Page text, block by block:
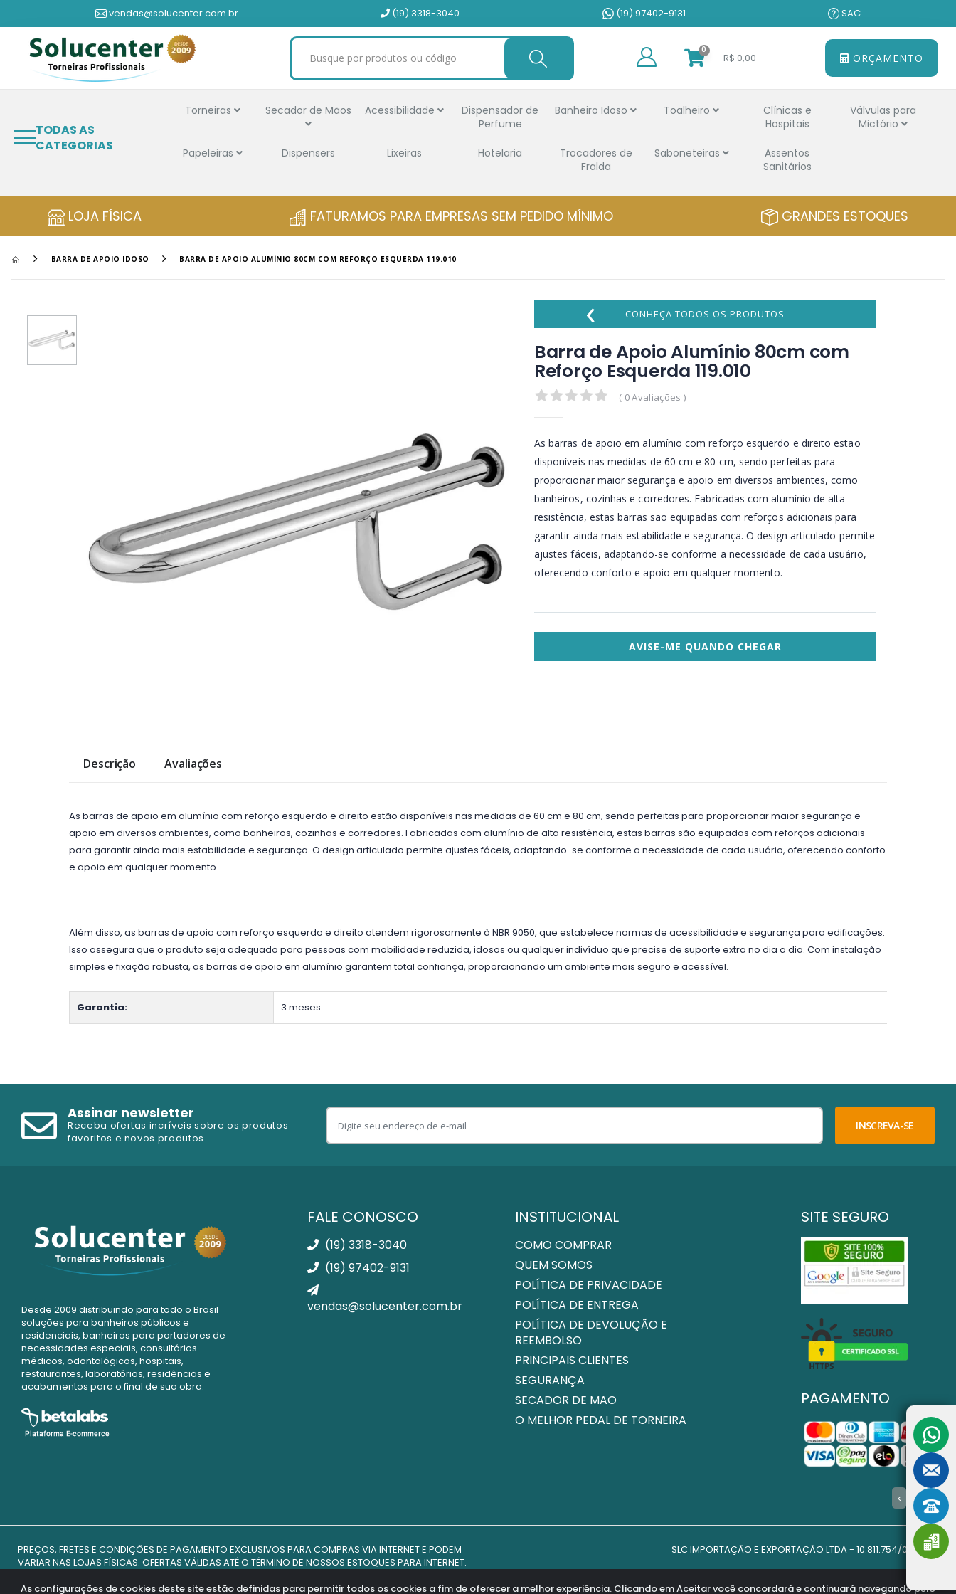
vendas@solucenter.com.br (19) 3318-3040 (19) 97402-9131 SAC
0
R$ 0,00 ORÇAMENTO
TODAS AS
CATEGORIAS
Torneiras Secador de Mãos Acessibilidade
Dispensador de
Perfume
Banheiro Idoso Toalheiro
Clínicas e
Hospitais
Válvulas para
Mictório
Papeleiras Dispensers Lixeiras Hotelaria
Trocadores de
Fralda
Saboneteiras
Assentos
Sanitários
LOJA FÍSICA FATURAMOS PARA EMPRESAS SEM PEDIDO MÍNIMO GRANDES ESTOQUES
BARRA DE APOIO IDOSO BARRA DE APOIO ALUMÍNIO 80CM COM REFORÇO ESQUERDA 119.010
‹ CONHEÇA TODOS OS PRODUTOS
Barra de Apoio Alumínio 80cm com
Reforço Esquerda 119.010
0.0
( 0 Avaliações )
As barras de apoio em alumínio com reforço esquerdo e direito estão
disponíveis nas medidas de 60 cm e 80 cm, sendo perfeitas para
proporcionar maior segurança e apoio em diversos ambientes, como
banheiros, cozinhas e corredores. Fabricadas com alumínio de alta
resistência, estas barras são equipadas com reforços adicionais para
garantir ainda mais estabilidade e segurança. O design articulado permite
ajustes fáceis, adaptando-se conforme a necessidade de cada usuário,
oferecendo conforto e apoio em qualquer momento.
AVISE-ME QUANDO CHEGAR
Descrição Avaliações
As barras de apoio em alumínio com reforço esquerdo e direito estão disponíveis nas medidas de 60 cm e 80 cm, sendo perfeitas para proporcionar maior segurança e
apoio em diversos ambientes, como banheiros, cozinhas e corredores. Fabricadas com alumínio de alta resistência, estas barras são equipadas com reforços adicionais
para garantir ainda mais estabilidade e segurança. O design articulado permite ajustes fáceis, adaptando-se conforme a necessidade de cada usuário, oferecendo conforto
e apoio em qualquer momento.
Além disso, as barras de apoio com reforço esquerdo e direito atendem rigorosamente à NBR 9050, que estabelece normas de acessibilidade e segurança para edificações.
Isso assegura que o produto seja adequado para pessoas com mobilidade reduzida, idosos ou qualquer indivíduo que precise de suporte extra no dia a dia. Com instalação
simples e fixação robusta, as barras de apoio em alumínio garantem total confiança, proporcionando um ambiente mais seguro e acessível.
Garantia: 3 meses
Assinar newsletter
Receba ofertas incríveis sobre os produtos
favoritos e novos produtos
INSCREVA-SE
Desde 2009 distribuindo para todo o Brasil
soluções para banheiros públicos e
residenciais, banheiros para portadores de
necessidades especiais, consultórios
médicos, odontológicos, hospitais,
restaurantes, laboratórios, residências e
acabamentos para o final de sua obra.
FALE CONOSCO
(19) 3318-3040
(19) 97402-9131
vendas@solucenter.com.br
INSTITUCIONAL
COMO COMPRAR
QUEM SOMOS
POLÍTICA DE PRIVACIDADE
POLÍTICA DE ENTREGA
POLÍTICA DE DEVOLUÇÃO E
REEMBOLSO
PRINCIPAIS CLIENTES
SEGURANÇA
SECADOR DE MAO
O MELHOR PEDAL DE TORNEIRA
SITE SEGURO
PAGAMENTO
PREÇOS, FRETES E CONDIÇÕES DE PAGAMENTO EXCLUSIVOS PARA COMPRAS VIA INTERNET E PODEM
VARIAR NAS LOJAS FÍSICAS. OFERTAS VÁLIDAS ATÉ O TÉRMINO DE NOSSOS ESTOQUES PARA INTERNET.
NOSSAS FOTOS POSSUEM DIREITOS AUTORAIS PROTEGIDAS PELA LEI 9610/98 NO ART. 7, INC. VII. COPIAR
SLC IMPORTAÇÃO E EXPORTAÇÃO LTDA - 10.811.754/0001-85
Avenida conceição, 1750 - Vila Maria - Indaiatuba - SP - CEP: 13.335-345
As configurações de cookies deste site estão definidas para permitir todos os cookies a fim de oferecer a melhor experiência. Clicando em Aceitar você concordará e continuará navegando pelo
>